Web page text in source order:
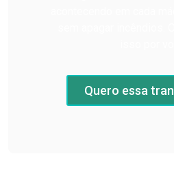
Quero essa